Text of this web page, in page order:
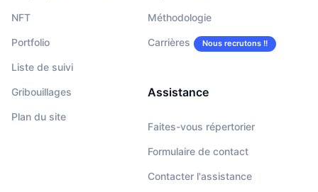
NFT
Portfolio
Liste de suivi
Gribouillages
Plan du site
Méthodologie
Carrières Nous recrutons !!
Assistance
Faites-vous répertorier
Formulaire de contact
Contacter l'assistance